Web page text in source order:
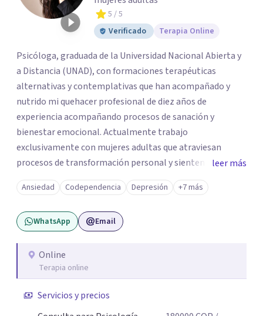
5 / 5
Verificado
Terapia Online
Psicóloga, graduada de la Universidad Nacional Abierta y
a Distancia (UNAD), con formaciones terapéuticas
alternativas y contemplativas que han acompañado y
nutrido mi quehacer profesional de diez años de
experiencia acompañando procesos de sanación y
bienestar emocional. Actualmente trabajo
exclusivamente con mujeres adultas que atraviesan
procesos de transformación personal y sienten la
necesidad de tomar una pausa para reconectar consigo
mismas y hacer un viaje de autoconocimiento profundo.
Mi propio camino profesional me llevó a trabajar antes
con niños, adolescentes y familias en contextos
enseñó que el cambio real ocurre cuando la persona se
siente vista, escuchada, acompañada; y sobre todo
llevar a su vida cotidiana. Hoy, esa experiencia se traduce
leer más
Ansiedad Codependencia Depresión +7 más
WhatsApp Email
Online
Terapia online
Servicios y precios